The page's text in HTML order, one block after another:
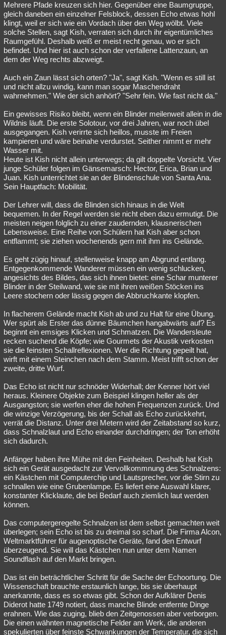
Mehrere Pfade kreuzen sich hier. Gegenüber eine Baumgruppe,
gleich daneben ein einzelner Felsblock, dessen Echo etwas hohl
klingt, weil er sich wie ein Vordach über den Weg wölbt. Viele
solche Stellen, sagt Kish, verraten sich durch ihr eigentümliches
Raumgefühl. Deshalb weiß er meist recht genau, wo er sich
befindet. Und hier ist auch schon der verfallene Lattenzaun, an
dem der Weg rechts abzweigt.
Auch ein Zaun lässt sich orten? "Ja", sagt Kish. "Wenn es still ist
und nicht allzu windig, kann man sogar Maschendraht
wahrnehmen." Wie der sich anhört? "Sehr fein. Wie fast nicht da."
Ein gewisses Risiko bleibt, wenn ein Blinder meilenweit allein in die
Wildnis läuft. Die erste Solotour, vor drei Jahren, war noch übel
ausgegangen. Kish verirrte sich heillos, musste im Freien
kampieren und wäre beinahe verdurstet. Seither nimmt er mehr
Wasser mit.
Heute ist Kish nicht allein unterwegs; da gilt doppelte Vorsicht. Vier
junge Schüler folgen im Gänsemarsch: Hector, Erica, Brian und
Juan. Kish unterrichtet sie an der Blindenschule von Santa Ana.
Sein Hauptfach: Mobilität.
Der Lehrer will, dass die Blinden sich hinaus in die Welt
bequemen. In der Regel werden sie nicht eben dazu ermutigt. Die
meisten neigen folglich zu einer zaudernden, klausnerischen
Lebensweise. Eine Reihe von Schülern hat Kish aber schon
entflammt; sie ziehen wochenends gern mit ihm ins Gelände.
Es geht zügig hinauf, stellenweise knapp am Abgrund entlang.
Entgegenkommende Wanderer müssen ein wenig schlucken,
angesichts des Bildes, das sich ihnen bietet: eine Schar munterer
Blinder in der Steilwand, wie sie mit ihren weißen Stöcken ins
Leere stochern oder lässig gegen die Abbruchkante klopfen.
In flacherem Gelände macht Kish ab und zu Halt für eine Übung.
Wer spürt als Erster das dünne Bäumchen hangabwärts auf? Es
beginnt ein emsiges Klicken und Schmatzen. Die Wandersleute
recken suchend die Köpfe; wie Gourmets der Akustik verkosten
sie die feinsten Schallreflexionen. Wer die Richtung gepeilt hat,
wirft mit einem Steinchen nach dem Stamm. Meist trifft schon der
zweite, dritte Wurf.
Das Echo ist nicht nur schnöder Widerhall; der Kenner hört viel
heraus. Kleinere Objekte zum Beispiel klingen heller als der
Ausgangston; sie werfen eher die hohen Frequenzen zurück. Und
die winzige Verzögerung, bis der Schall als Echo zurückkehrt,
verrät die Distanz. Unter drei Metern wird der Zeitabstand so kurz,
dass Schnalzlaut und Echo einander durchdringen; der Ton erhöht
sich dadurch.
Anfänger haben ihre Mühe mit den Feinheiten. Deshalb hat Kish
sich ein Gerät ausgedacht zur Vervollkommnung des Schnalzens:
ein Kästchen mit Computerchip und Lautsprecher, vor die Stirn zu
schnallen wie eine Grubenlampe. Es liefert eine Auswahl klarer,
konstanter Klicklaute, die bei Bedarf auch ziemlich laut werden
können.
Das computergeregelte Schnalzen ist dem selbst gemachten weit
überlegen; sein Echo ist bis zu dreimal so scharf. Die Firma Alcon,
Weltmarktführer für augenoptische Geräte, fand den Entwurf
überzeugend. Sie will das Kästchen nun unter dem Namen
Soundflash auf den Markt bringen.
Das ist ein beträchtlicher Schritt für die Sache der Echoortung. Die
Wissenschaft brauchte erstaunlich lange, bis sie überhaupt
anerkannte, dass es so etwas gibt. Schon der Aufklärer Denis
Diderot hatte 1749 notiert, dass manche Blinde entfernte Dinge
erahnen. Wie das zuging, blieb den Zeitgenossen aber verborgen.
Die einen wähnten magnetische Felder am Werk, die anderen
spekulierten über feinste Schwankungen der Temperatur, die sich